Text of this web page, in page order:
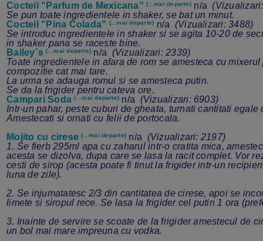
Cocteil "Parfum de Mexicana" (...mai departe) n/a
Se pun toate ingredientele in shaker, se bat un minut.
Cocteil "Pina Colada" (...mai departe) n/a (Vizualizari: 3488)
Se introduc ingredientele in shaker si se agita 10-20 de
in shaker pana se raceste bine.
Bailey`s (...mai departe) n/a (Vizualizari: 2339)
Toate ingredientele in afara de rom se amesteca cu
compozitie cat mai tare.
La urma se adauga romul si se amesteca putin.
Se da la frigider pentru cateva ore.
Campari Soda (...mai departe) n/a (Vizualizari: 6903)
Intr-un pahar, peste cuburi de gheata, turnati cantitati egale
Amestecati si ornati cu felii de portocala.
Mojito cu cirese (...mai departe) n/a (Vizualizari: 2197)
1. Se fierb 295ml apa cu zaharul intr-o cratita mica,
acesta se dizolva, dupa care se lasa la racit complet. Vor
cesti de sirop (acesta poate fi tinut la frigider intr-un
luna de zile).
2. Se injumatatesc 2/3 din cantitatea de cirese, apoi se
limete si siropul rece. Se lasa la frigider cel putin 1 ora
3. Inainte de servire se scoate de la frigider amestecul de
un bol mai mare impreuna cu vodka.